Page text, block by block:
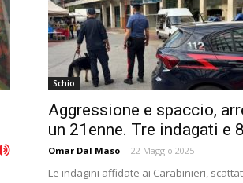
Schio
Aggressione e spaccio,
un 21enne. Tre indagati e
Omar Dal Maso - 22 Maggio 2025
Le indagini affidate ai Carabinieri,